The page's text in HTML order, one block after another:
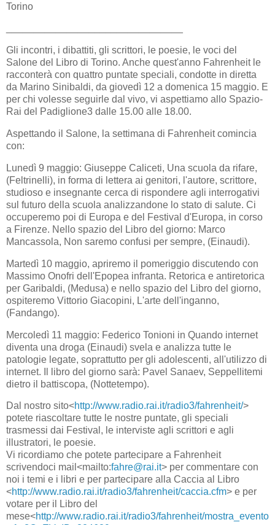
Torino
Gli incontri, i dibattiti, gli scrittori, le poesie, le voci del
Salone del Libro di Torino. Anche quest'anno Fahrenheit le
racconterà con quattro puntate speciali, condotte in diretta
da Marino Sinibaldi, da giovedì 12 a domenica 15 maggio. E
per chi volesse seguirle dal vivo, vi aspettiamo allo Spazio-
Rai del Padiglione3 dalle 15.00 alle 18.00.
Aspettando il Salone, la settimana di Fahrenheit comincia
con:
Lunedì 9 maggio: Giuseppe Caliceti, Una scuola da rifare,
(Feltrinelli), in forma di lettera ai genitori, l'autore, scrittore,
studioso e insegnante cerca di rispondere agli interrogativi
sul futuro della scuola analizzandone lo stato di salute. Ci
occuperemo poi di Europa e del Festival d'Europa, in corso
a Firenze. Nello spazio del Libro del giorno: Marco
Mancassola, Non saremo confusi per sempre, (Einaudi).
Martedì 10 maggio, apriremo il pomeriggio discutendo con
Massimo Onofri dell'Epopea infranta. Retorica e antiretorica
per Garibaldi, (Medusa) e nello spazio del Libro del giorno,
ospiteremo Vittorio Giacopini, L'arte dell'inganno,
(Fandango).
Mercoledì 11 maggio: Federico Tonioni in Quando internet
diventa una droga (Einaudi) svela e analizza tutte le
patologie legate, soprattutto per gli adolescenti, all'utilizzo di
internet. Il libro del giorno sarà: Pavel Sanaev, Seppellitemi
dietro il battiscopa, (Nottetempo).
Dal nostro sito<http://www.radio.rai.it/radio3/fahrenheit/>
potete riascoltare tutte le nostre puntate, gli speciali
trasmessi dai Festival, le interviste agli scrittori e agli
illustratori, le poesie.
Vi ricordiamo che potete partecipare a Fahrenheit
scrivendoci mail<mailto:fahre@rai.it> per commentare con
noi i temi e i libri e per partecipare alla Caccia al Libro
<http://www.radio.rai.it/radio3/fahrenheit/caccia.cfm> e per
votare per il Libro del
mese<http://www.radio.rai.it/radio3/fahrenheit/mostra_evento